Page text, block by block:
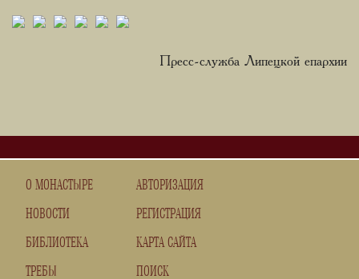
Пресс-служба Липецкой епархии
О МОНАСТЫРЕ
НОВОСТИ
БИБЛИОТЕКА
ТРЕБЫ
АВТОРИЗАЦИЯ
РЕГИСТРАЦИЯ
КАРТА САЙТА
ПОИСК